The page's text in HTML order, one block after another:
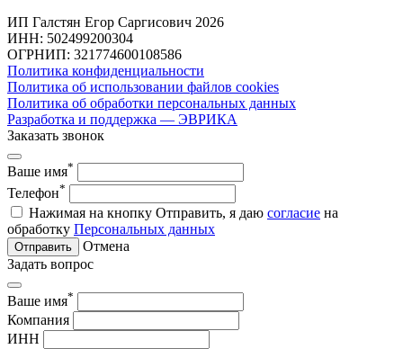
ИП Галстян Егор Саргисович 2026
ИНН: 502499200304
ОГРНИП: 321774600108586
Политика конфиденциальности
Политика об использовании файлов cookies
Политика об обработки персональных данных
Разработка и поддержка — ЭВРИКА
Заказать звонок
Ваше имя*
Телефон*
Нажимая на кнопку Отправить, я даю согласие на
обработку Персональных данных
Отправить
Отмена
Задать вопрос
Ваше имя*
Компания
ИНН